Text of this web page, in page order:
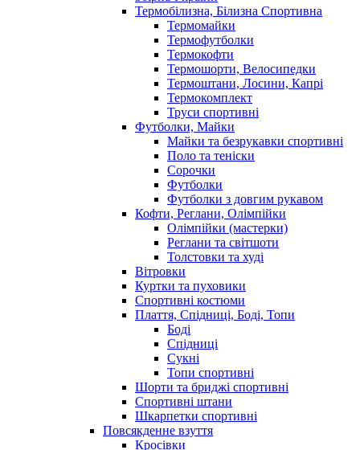
Термобілизна, Білизна Спортивна
Термомайки
Термофутболки
Термокофти
Термошорти, Велосипедки
Термоштани, Лосини, Капрі
Термокомплект
Труси спортивні
Футболки, Майки
Майки та безрукавки спортивні
Поло та теніски
Сорочки
Футболки
Футболки з довгим рукавом
Кофти, Реглани, Олімпійки
Олімпійки (мастерки)
Реглани та світшоти
Толстовки та худі
Вітровки
Куртки та пуховики
Спортивні костюми
Плаття, Спідниці, Боді, Топи
Боді
Спідниці
Сукні
Топи спортивні
Шорти та бриджі спортивні
Спортивні штани
Шкарпетки спортивні
Повсякденне взуття
Кросівки